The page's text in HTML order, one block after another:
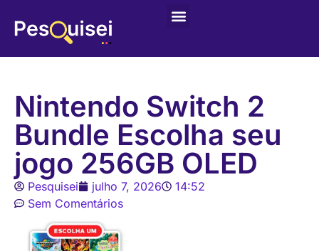
Nintendo Switch 2
Bundle Escolha seu
jogo 256GB OLED
Pesquisei julho 7, 2026
14:52
Sem Comentários